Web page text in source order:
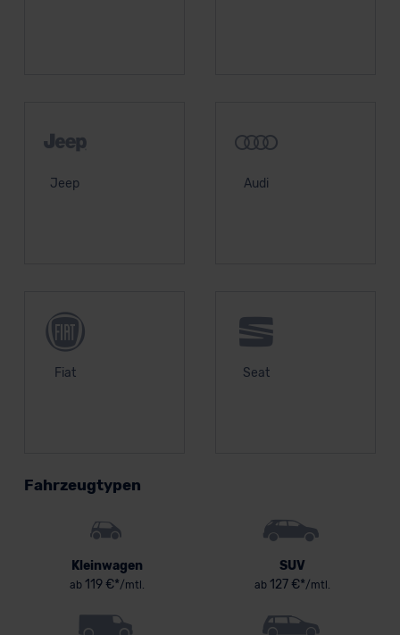
Jeep Audi
Fiat Seat
Fahrzeugtypen
Kleinwagen
ab 119 €*/mtl.
SUV
ab 127 €*/mtl.